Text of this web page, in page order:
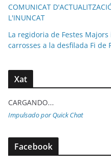
COMUNICAT
L'INUNCAT
La regidoria de Festes
carrosses a la desfilada Fi de
Xat
CARGANDO...
Impulsado por Quick Chat
Facebook